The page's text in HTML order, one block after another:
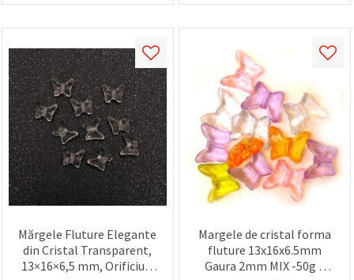
Mărgele Fluture Elegante
din Cristal Transparent,
13×16×6,5 mm, Orificiu 2
Margele de cristal forma
fluture 13x16x6.5mm
Gaura 2mm MIX -50g ~